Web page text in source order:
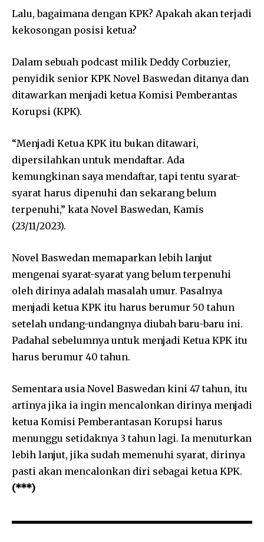
Lalu, bagaimana dengan KPK? Apakah akan terjadi
kekosongan posisi ketua?
Dalam sebuah podcast milik Deddy Corbuzier,
penyidik senior KPK Novel Baswedan ditanya dan
ditawarkan menjadi ketua Komisi Pemberantas
Korupsi (KPK).
“Menjadi Ketua KPK itu bukan ditawari,
dipersilahkan untuk mendaftar. Ada
kemungkinan saya mendaftar, tapi tentu syarat-
syarat harus dipenuhi dan sekarang belum
terpenuhi,” kata Novel Baswedan, Kamis
(23/11/2023).
Novel Baswedan memaparkan lebih lanjut
mengenai syarat-syarat yang belum terpenuhi
oleh dirinya adalah masalah umur. Pasalnya
menjadi ketua KPK itu harus berumur 50 tahun
setelah undang-undangnya diubah baru-baru ini.
Padahal sebelumnya untuk menjadi Ketua KPK itu
harus berumur 40 tahun.
Sementara usia Novel Baswedan kini 47 tahun, itu
artinya jika ia ingin mencalonkan dirinya menjadi
ketua Komisi Pemberantasan Korupsi harus
menunggu setidaknya 3 tahun lagi. Ia menuturkan
lebih lanjut, jika sudah memenuhi syarat, dirinya
pasti akan mencalonkan diri sebagai ketua KPK.
(***)